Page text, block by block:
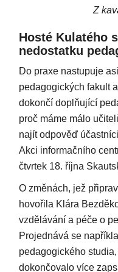
Z
Hosté Kulatého
nedostatku
Do praxe nastupuje
pedagogických fakult
dokončí doplňující
proč máme málo
najít odpověď
Akci informačního
čtvrtek 18. října
O změnách, jež
hovořila Klára
vzdělávání a péče o
Projednává se
pedagogického
dokončovalo více